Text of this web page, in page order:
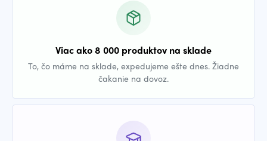
Viac ako 8 000 produktov na sklade
To, čo máme na sklade, expedujeme ešte dnes. Žiadne
čakanie na dovoz.